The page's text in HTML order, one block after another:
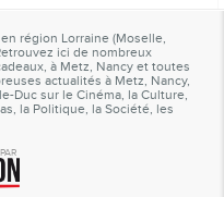
région Lorraine (Moselle,
ici de nombreux
à Metz, Nancy et toutes
actualités à Metz, Nancy,
Duc sur le Cinéma, la Culture,
la Politique, la Société, les